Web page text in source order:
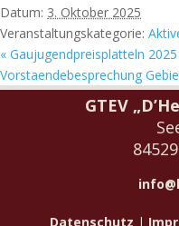
Datum: 3. Oktober 2025
Veranstaltungskategorie:
« Gaujugendpreisplatteln 2025
Vorstaendebesprechung
GTEV
Datenschutz |